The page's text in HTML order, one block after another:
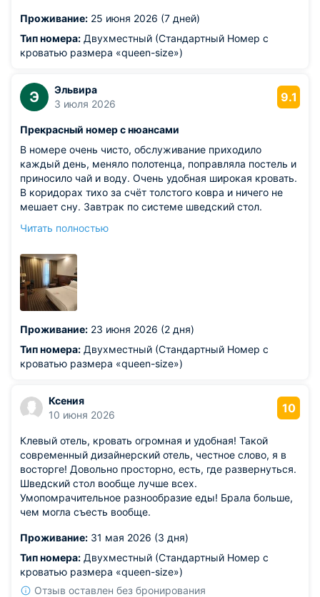
Из недостатков: рядом с отелем оживленная трасса,
поэтому несколько напрягал шум по ночам
Проживание: 25 июня 2026 (7 дней)
Тип номера: Двухместный (Стандартный Номер с
кроватью размера «queen-size»)
Э
Эльвира
3 июля 2026
9.1
Прекрасный номер с нюансами
В номере очень чисто, обслуживание приходило
каждый день, меняло полотенца, поправляла постель и
приносило чай и воду. Очень удобная широкая кровать.
В коридорах тихо за счёт толстого ковра и ничего не
мешает сну. Завтрак по системе шведский стол.
то на завтрак.
Выглядят пушистые, но когда ложишься на нее, то
оказывается, что она почти пустая, отчего на утро болит
шея. Ужасный Wi-Fi. Точнее он есть только на бумаге.
Проживали с коллегами в нескольких номерах и ни у
ноутбука. Для сетевого отеля с именем, принимающего
в том числе людей, приезжающих в Уфу по работе,
считаю это большим минусом (работать в номере отеля
представляет собой поддон, отгороженный стеклом, но
полностью не закрыт. Поэтому мыться бывает холодно
и на пол льется вода, что не очень приятно.
Читать полностью
Проживание: 23 июня 2026 (2 дня)
Тип номера: Двухместный (Стандартный Номер с
кроватью размера «queen-size»)
Ксения
10 июня 2026
10
Клевый отель, кровать огромная и удобная! Такой
современный дизайнерский отель, честное слово, я в
восторге! Довольно просторно, есть, где развернуться.
Шведский стол вообще лучше всех.
Умопомрачительное разнообразие еды! Брала больше,
чем могла съесть вообще.
Проживание: 31 мая 2026 (3 дня)
Тип номера: Двухместный (Стандартный Номер с
кроватью размера «queen-size»)
Отзыв оставлен без бронирования